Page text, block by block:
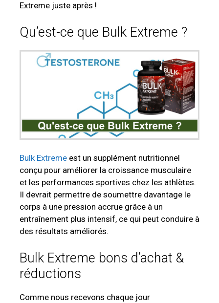
Extreme juste après !
Qu’est-ce que Bulk Extreme ?
Bulk Extreme est un supplément nutritionnel
conçu pour améliorer la croissance musculaire
et les performances sportives chez les athlètes.
Il devrait permettre de soumettre davantage le
corps à une pression accrue grâce à un
entraînement plus intensif, ce qui peut conduire à
des résultats améliorés.
Bulk Extreme bons d’achat &
réductions
Comme nous recevons chaque jour